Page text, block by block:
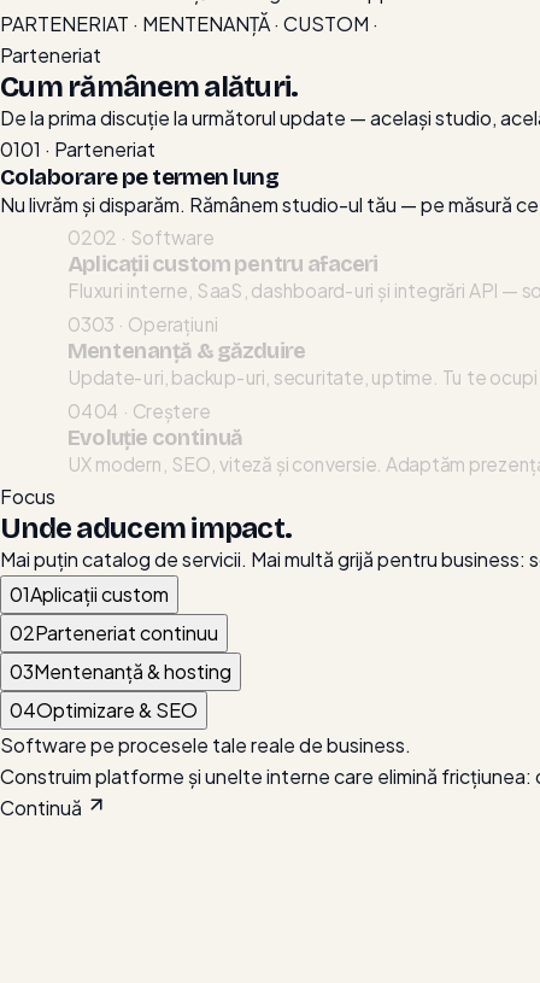
ani
împreună.
PARTENERIAT · MENTENANȚĂ · CUSTOM ·
Parteneriat
Cum rămânem alături.
De la prima discuție la următorul update — același studio,
0101 · Parteneriat
Colaborare pe termen lung
Nu livrăm și disparăm. Rămânem studio-ul tău — pe măsură
0202 · Software
Aplicații custom pentru afaceri
Fluxuri interne, SaaS, dashboard-uri și integrări API
0303 · Operațiuni
Mentenanță & găzduire
Update-uri, backup-uri, securitate, uptime. Tu te
0404 · Creștere
Evoluție continuă
UX modern, SEO, viteză și conversie. Adaptăm
Focus
Unde aducem impact.
Mai puțin catalog de servicii. Mai multă grijă pentru
01Aplicații custom
02Parteneriat continuu
03Mentenanță & hosting
04Optimizare & SEO
Software pe procesele tale reale de business.
Construim platforme și unelte interne care elimină fricțiunea:
Continuă